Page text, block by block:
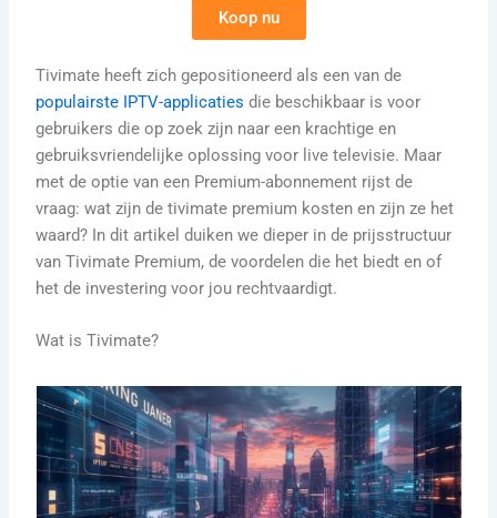
Koop nu
Tivimate heeft zich gepositioneerd als een van de
populairste IPTV-applicaties die beschikbaar is voor
gebruikers die op zoek zijn naar een krachtige en
gebruiksvriendelijke oplossing voor live televisie. Maar
met de optie van een Premium-abonnement rijst de
vraag: wat zijn de tivimate premium kosten en zijn ze het
waard? In dit artikel duiken we dieper in de prijsstructuur
van Tivimate Premium, de voordelen die het biedt en of
het de investering voor jou rechtvaardigt.
Wat is Tivimate?